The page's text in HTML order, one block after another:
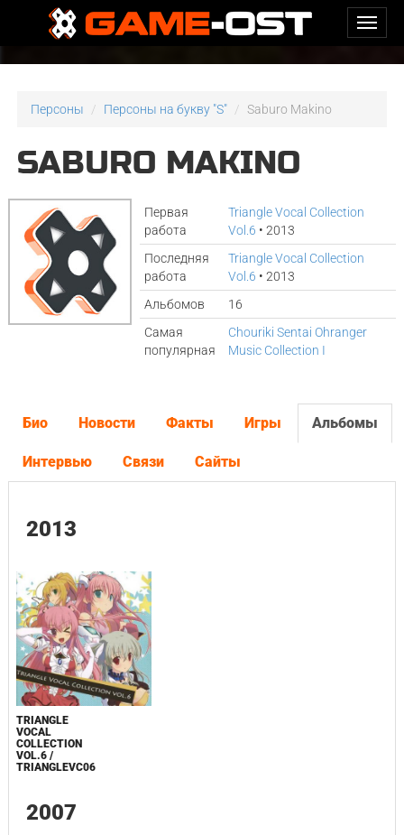
Персоны Персоны на букву "S" Saburo Makino
SABURO MAKINO
Первая
работа
Triangle Vocal Collection
Vol.6 • 2013
Последняя
работа
Triangle Vocal Collection
Vol.6 • 2013
Альбомов
16
Самая
популярная
Chouriki Sentai Ohranger
Music Collection I
Био Новости Факты Игры Альбомы
Интервью Связи Сайты
2013
TRIANGLE
VOCAL
COLLECTION
VOL.6 /
TRIANGLEVC06
2007